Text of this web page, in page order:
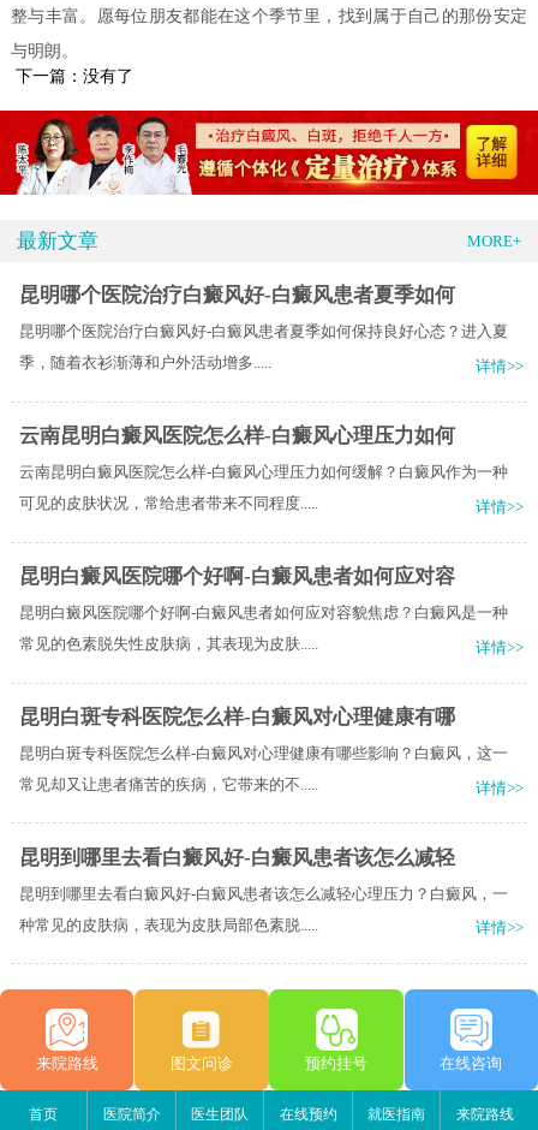
整与丰富。愿每位朋友都能在这个季节里，找到属于自己的那份安定
与明朗。
下一篇：没有了
最新文章 MORE+
昆明哪个医院治疗白癜风好-白癜风患者夏季如何
昆明哪个医院治疗白癜风好-白癜风患者夏季如何保持良好心态？​进入夏
季，随着衣衫渐薄和户外活动增多.....
详情>>
云南昆明白癜风医院怎么样-白癜风心理压力如何
云南昆明白癜风医院怎么样-白癜风心理压力如何缓解？白癜风作为一种
可见的皮肤状况，常给患者带来不同程度.....
详情>>
昆明白癜风医院哪个好啊-白癜风患者如何应对容
昆明白癜风医院哪个好啊-白癜风患者如何应对容貌焦虑？白癜风是一种
常见的色素脱失性皮肤病，其表现为皮肤.....
详情>>
昆明白斑专科医院怎么样-白癜风对心理健康有哪
昆明白斑专科医院怎么样-白癜风对心理健康有哪些影响？白癜风，这一
常见却又让患者痛苦的疾病，它带来的不.....
详情>>
昆明到哪里去看白癜风好-白癜风患者该怎么减轻
昆明到哪里去看白癜风好-白癜风患者该怎么减轻心理压力？白癜风，一
种常见的皮肤病，表现为皮肤局部色素脱.....
详情>>
来院路线 图文问诊 预约挂号 在线咨询
首页 医院简介 医生团队 在线预约 就医指南 来院路线